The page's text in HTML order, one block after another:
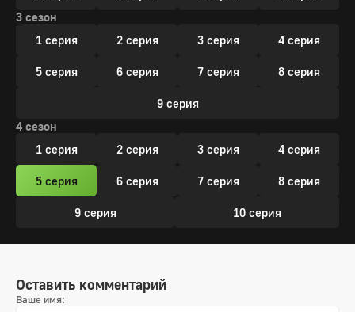
3 сезон
1 серия
2 серия 3 серия 4 серия
5 серия 6 серия 7 серия 8 серия
9 серия
4 сезон
1 серия
2 серия 3 серия 4 серия
5 серия 6 серия 7 серия 8 серия
9 серия 10 серия
Оставить комментарий
Ваше имя: